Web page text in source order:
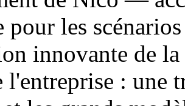
pour les
innovante de
l'entreprise : une